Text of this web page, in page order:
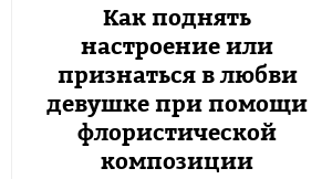
Как поднять
настроение или
признаться в любви
девушке при помощи
флористической
композиции